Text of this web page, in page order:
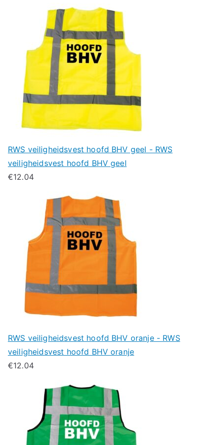
RWS veiligheidsvest hoofd BHV geel - RWS
veiligheidsvest hoofd BHV geel
€12.04
RWS veiligheidsvest hoofd BHV oranje - RWS
veiligheidsvest hoofd BHV oranje
€12.04